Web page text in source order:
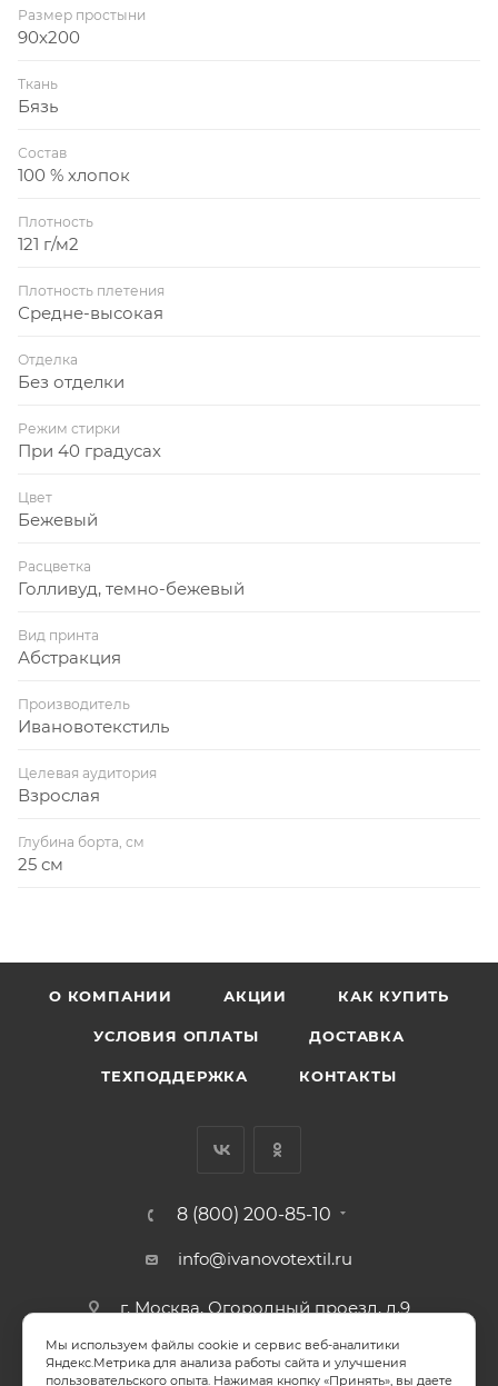
Размер простыни
90x200
Ткань
Бязь
Состав
100 % хлопок
Плотность
121 г/м2
Плотность плетения
Средне-высокая
Отделка
Без отделки
Режим стирки
При 40 градусах
Цвет
Бежевый
Расцветка
Голливуд, темно-бежевый
Вид принта
Абстракция
Производитель
Ивановотекстиль
Целевая аудитория
Взрослая
Глубина борта, см
25 см
О КОМПАНИИ АКЦИИ КАК КУПИТЬ
УСЛОВИЯ ОПЛАТЫ ДОСТАВКА
ТЕХПОДДЕРЖКА КОНТАКТЫ
8 (800) 200-85-10
info@ivanovotextil.ru
г. Москва, Огородный проезд, д.9
СОГЛАСИЕ НА ОБРАБОТКУ ПЕРСОНАЛЬНЫХ ДАННЫХ
Мы используем файлы cookie и сервис веб-аналитики
Яндекс.Метрика для анализа работы сайта и улучшения
пользовательского опыта. Нажимая кнопку «Принять», вы даете